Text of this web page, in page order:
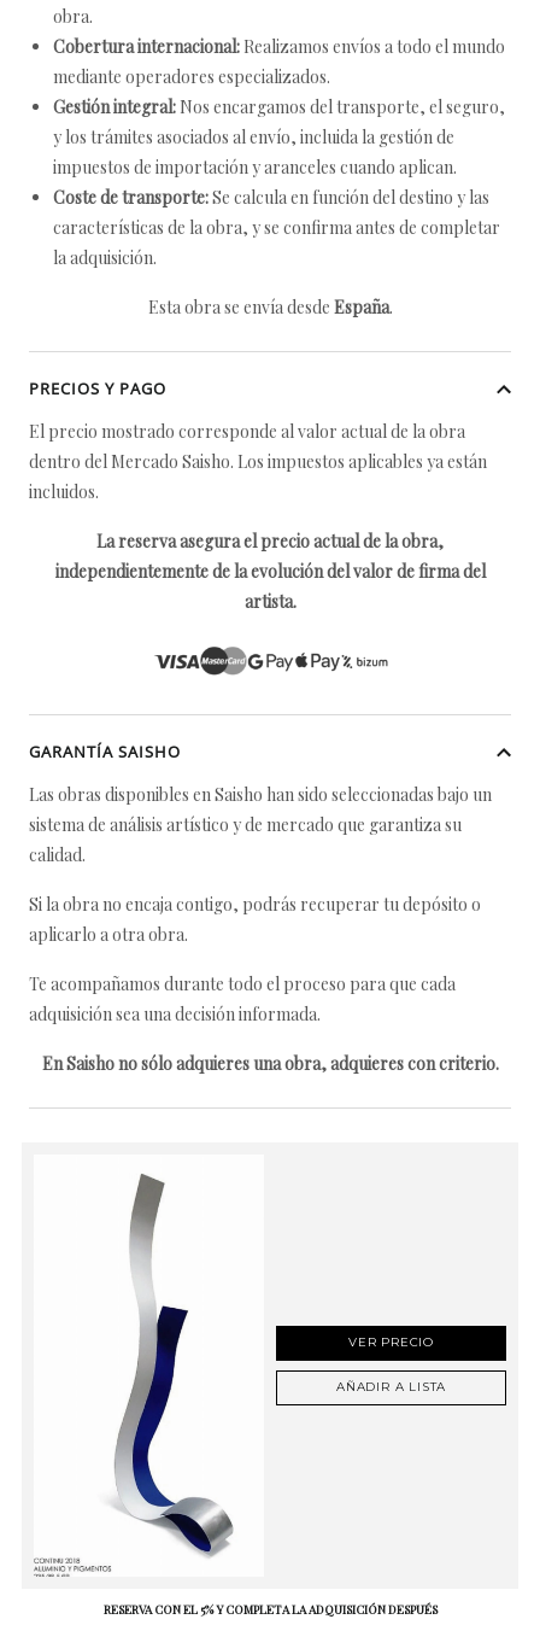
obra.
Cobertura internacional: Realizamos envíos a todo el mundo
mediante operadores especializados.
Gestión integral: Nos encargamos del transporte, el seguro,
y los trámites asociados al envío, incluida la gestión de
impuestos de importación y aranceles cuando aplican.
Coste de transporte:Se calcula en función del destino y las
características de la obra, y se confirma antes de completar
la adquisición.
Esta obra se envía desde España.
PRECIOS Y PAGO
El precio mostrado corresponde al valor actual de la obra
dentro del Mercado Saisho. Los impuestos aplicables ya están
incluidos.
La reserva asegura el precio actual de la obra,
independientemente de la evolución del valor de firma del
artista.
GARANTÍA SAISHO
Las obras disponibles en Saisho han sido seleccionadas bajo un
sistema de análisis artístico y de mercado que garantiza su
calidad.
Si la obra no encaja contigo, podrás recuperar tu depósito o
aplicarlo a otra obra.
Te acompañamos durante todo el proceso para que cada
adquisición sea una decisión informada.
En Saisho no sólo adquieres una obra, adquieres con criterio.
VER PRECIO
AÑADIR A LISTA
RESERVA CON EL 5% Y COMPLETA LA ADQUISICIÓN DESPUÉS